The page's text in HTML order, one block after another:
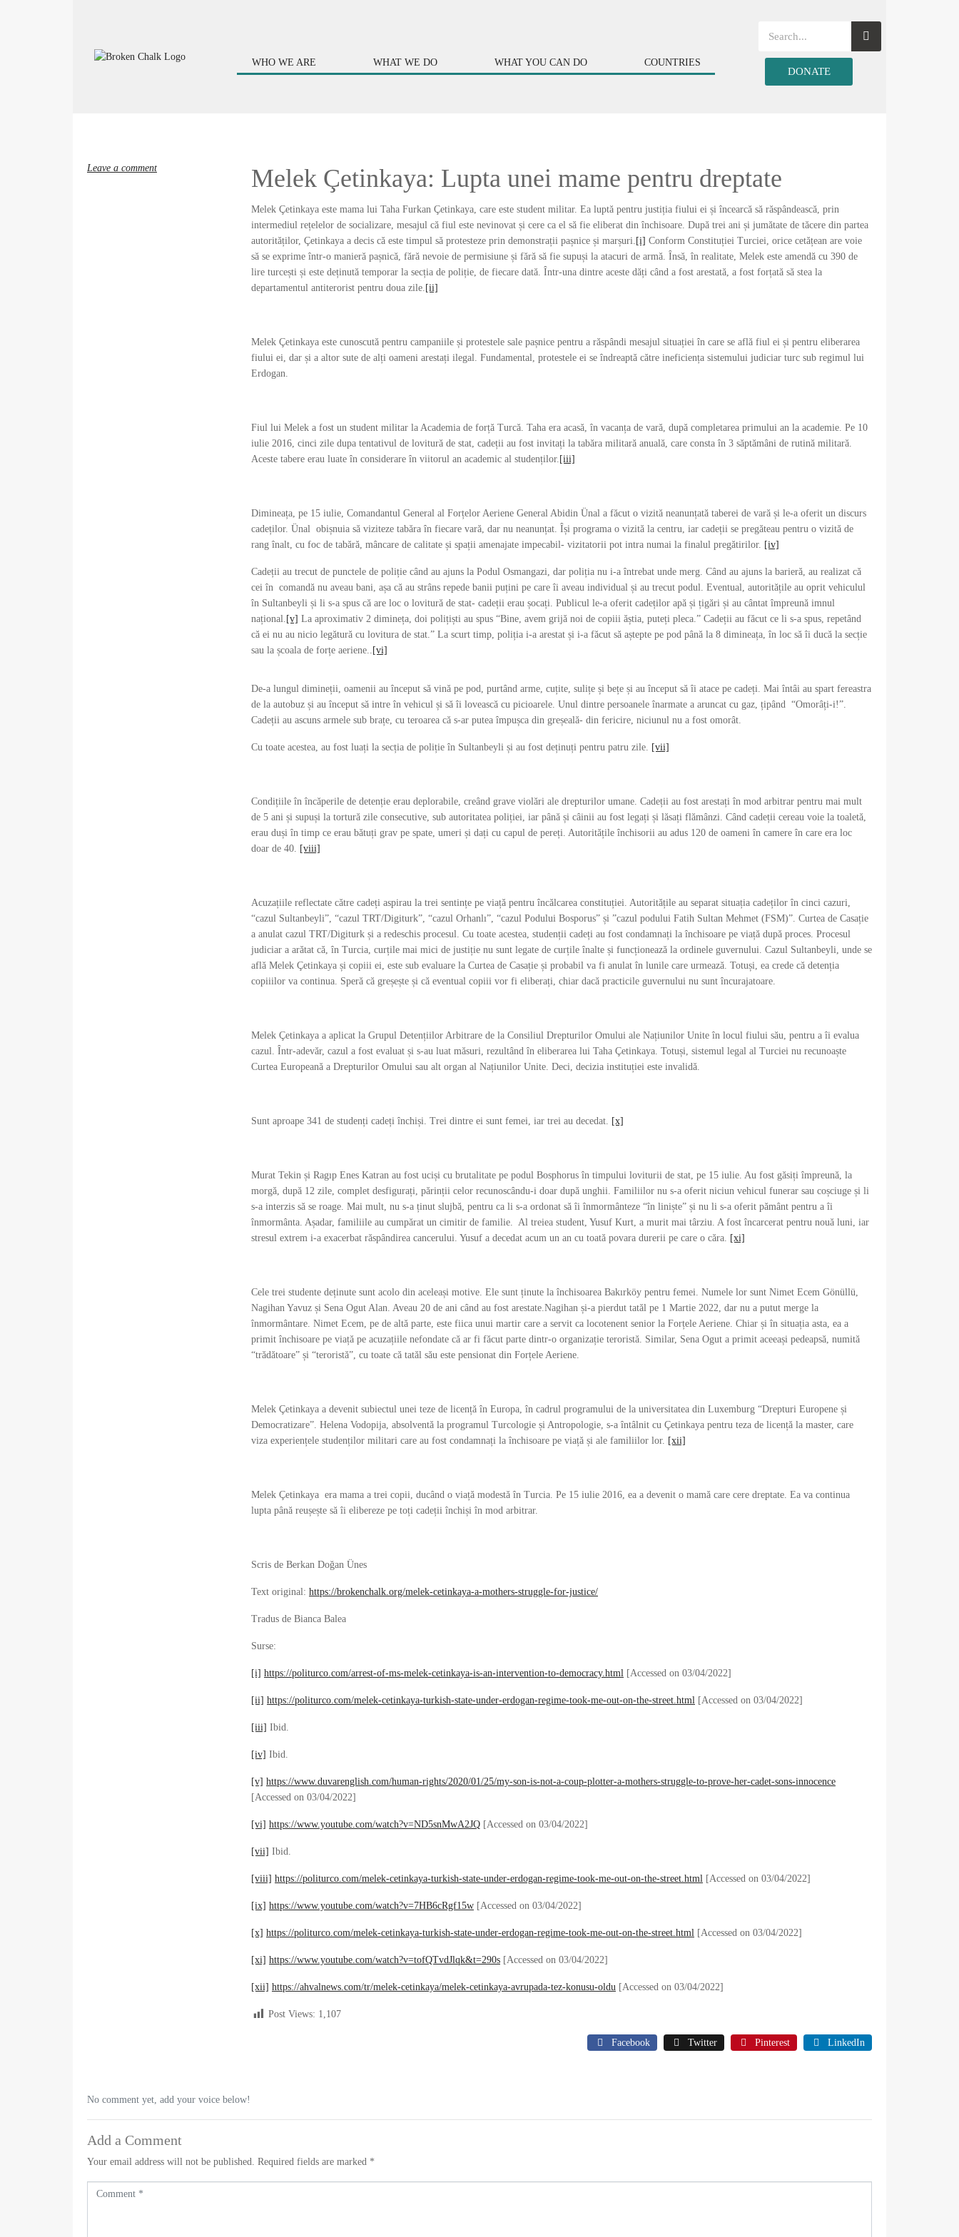
WHO WE ARE WHAT WE DO WHAT YOU CAN DO COUNTRIES
DONATE
Leave a comment Melek Çetinkaya: Lupta unei mame pentru dreptate
Melek Çetinkaya este mama lui Taha Furkan Çetinkaya, care este student militar. Ea luptă pentru justiția fiului ei și încearcă să răspândească, prin
intermediul rețelelor de socializare, mesajul că fiul este nevinovat și cere ca el să fie eliberat din închisoare. După trei ani și jumătate de tăcere din partea
autorităților, Çetinkaya a decis că este timpul să protesteze prin demonstrații pașnice și marșuri. [i] Conform Constituției Turciei, orice cetățean are voie
să se exprime într-o manieră pașnică, fără nevoie de permisiune și fără să fie supuși la atacuri de armă. Însă, în realitate, Melek este amendă cu 390 de
lire turcești și este deținută temporar la secția de poliție, de fiecare dată. Într-una dintre aceste dăți când a fost arestată, a fost forțată să stea la
departamentul antiterorist pentru doua zile. [ii]
Melek Çetinkaya este cunoscută pentru campaniile și protestele sale pașnice pentru a răspândi mesajul situației în care se află fiul ei și pentru eliberarea
fiului ei, dar și a altor sute de alți oameni arestați ilegal. Fundamental, protestele ei se îndreaptă către ineficiența sistemului judiciar turc sub regimul lui
Erdogan.
Fiul lui Melek a fost un student militar la Academia de forță Turcă. Taha era acasă, în vacanța de vară, după completarea primului an la academie. Pe 10
iulie 2016, cinci zile dupa tentativul de lovitură de stat, cadeții au fost invitați la tabăra militară anuală, care consta în 3 săptămâni de rutină militară.
Aceste tabere erau luate în considerare în viitorul an academic al studenților. [iii]
Dimineața, pe 15 iulie, Comandantul General al Forțelor Aeriene General Abidin Ünal a făcut o vizită neanunțată taberei de vară și le-a oferit un discurs
cadeților. Ünal obișnuia să viziteze tabăra în fiecare vară, dar nu neanunțat. Își programa o vizită la centru, iar cadeții se pregăteau pentru o vizită de
rang înalt, cu foc de tabără, mâncare de calitate și spații amenajate impecabil- vizitatorii pot intra numai la finalul pregătirilor. [iv]
Cadeții au trecut de punctele de poliție când au ajuns la Podul Osmangazi, dar poliția nu i-a întrebat unde merg. Când au ajuns la barieră, au realizat că
cei în comandă nu aveau bani, așa că au strâns repede banii puțini pe care îi aveau individual și au trecut podul. Eventual, autoritățile au oprit vehiculul
în Sultanbeyli și li s-a spus că are loc o lovitură de stat- cadeții erau șocați. Publicul le-a oferit cadeților apă și țigări și au cântat împreună imnul
național. [v] La aproximativ 2 dimineța, doi polițiști au spus “Bine, avem grijă noi de copiii ăștia, puteți pleca.” Cadeții au făcut ce li s-a spus, repetând
că ei nu au nicio legătură cu lovitura de stat.” La scurt timp, poliția i-a arestat și i-a făcut să aștepte pe pod până la 8 dimineața, în loc să îi ducă la secție
sau la școala de forțe aeriene.. [vi]
De-a lungul dimineții, oamenii au început să vină pe pod, purtând arme, cuțite, sulițe și bețe și au început să îi atace pe cadeți. Mai întâi au spart fereastra
de la autobuz și au început să intre în vehicul și să îi lovească cu picioarele. Unul dintre persoanele înarmate a aruncat cu gaz, țipând “Omorâți-i!”.
Cadeții au ascuns armele sub brațe, cu teroarea că s-ar putea împușca din greșeală- din fericire, niciunul nu a fost omorât.
Cu toate acestea, au fost luați la secția de poliție în Sultanbeyli și au fost deținuți pentru patru zile. [vii]
Condițiile în încăperile de detenție erau deplorabile, creând grave violări ale drepturilor umane. Cadeții au fost arestați în mod arbitrar pentru mai mult
de 5 ani și supuși la tortură zile consecutive, sub autoritatea poliției, iar până și câinii au fost legați și lăsați flămânzi. Când cadeții cereau voie la toaletă,
erau duși în timp ce erau bătuți grav pe spate, umeri și dați cu capul de pereți. Autoritățile închisorii au adus 120 de oameni în camere în care era loc
doar de 40. [viii]
Acuzațiile reflectate către cadeți aspirau la trei sentințe pe viață pentru încălcarea constituției. Autoritățile au separat situația cadeților în cinci cazuri,
“cazul Sultanbeyli”, “cazul TRT/Digiturk”, “cazul Orhanlı”, “cazul Podului Bosporus” și ”cazul podului Fatih Sultan Mehmet (FSM)”. Curtea de Casație
a anulat cazul TRT/Digiturk și a redeschis procesul. Cu toate acestea, studenții cadeți au fost condamnați la închisoare pe viață după proces. Procesul
judiciar a arătat că, în Turcia, curțile mai mici de justiție nu sunt legate de curțile înalte și funcționează la ordinele guvernului. Cazul Sultanbeyli, unde se
află Melek Çetinkaya și copiii ei, este sub evaluare la Curtea de Casație și probabil va fi anulat în lunile care urmează. Totuși, ea crede că detenția
copiiilor va continua. Speră că greșește și că eventual copiii vor fi eliberați, chiar dacă practicile guvernului nu sunt încurajatoare.
Melek Çetinkaya a aplicat la Grupul Detențiilor Arbitrare de la Consiliul Drepturilor Omului ale Națiunilor Unite în locul fiului său, pentru a îi evalua
cazul. Într-adevăr, cazul a fost evaluat și s-au luat măsuri, rezultând în eliberarea lui Taha Çetinkaya. Totuși, sistemul legal al Turciei nu recunoaște
Curtea Europeană a Drepturilor Omului sau alt organ al Națiunilor Unite. Deci, decizia instituției este invalidă.
Sunt aproape 341 de studenți cadeți închiși. Trei dintre ei sunt femei, iar trei au decedat. [x]
Murat Tekin și Ragıp Enes Katran au fost uciși cu brutalitate pe podul Bosphorus în timpului loviturii de stat, pe 15 iulie. Au fost găsiți împreună, la
morgă, după 12 zile, complet desfigurați, părinții celor recunoscându-i doar după unghii. Familiilor nu s-a oferit niciun vehicul funerar sau coșciuge și li
s-a interzis să se roage. Mai mult, nu s-a ținut slujbă, pentru ca li s-a ordonat să îi înmormânteze “în liniște” și nu li s-a oferit pământ pentru a îi
înmormânta. Așadar, familiile au cumpărat un cimitir de familie. Al treiea student, Yusuf Kurt, a murit mai târziu. A fost încarcerat pentru nouă luni, iar
stresul extrem i-a exacerbat răspândirea cancerului. Yusuf a decedat acum un an cu toată povara durerii pe care o căra. [xi]
Cele trei studente deținute sunt acolo din aceleași motive. Ele sunt ținute la închisoarea Bakırköy pentru femei. Numele lor sunt Nimet Ecem Gönüllü,
Nagihan Yavuz și Sena Ogut Alan. Aveau 20 de ani când au fost arestate.Nagihan și-a pierdut tatăl pe 1 Martie 2022, dar nu a putut merge la
înmormântare. Nimet Ecem, pe de altă parte, este fiica unui martir care a servit ca locotenent senior la Forțele Aeriene. Chiar și în situația asta, ea a
primit închisoare pe viață pe acuzațiile nefondate că ar fi făcut parte dintr-o organizație teroristă. Similar, Sena Ogut a primit aceeași pedeapsă, numită
“trădătoare” și “teroristă”, cu toate că tatăl său este pensionat din Forțele Aeriene.
Melek Çetinkaya a devenit subiectul unei teze de licență în Europa, în cadrul programului de la universitatea din Luxemburg “Drepturi Europene și
Democratizare”. Helena Vodopija, absolventă la programul Turcologie și Antropologie, s-a întâlnit cu Çetinkaya pentru teza de licență la master, care
viza experiențele studenților militari care au fost condamnați la închisoare pe viață și ale familiilor lor. [xii]
Melek Çetinkaya era mama a trei copii, ducând o viață modestă în Turcia. Pe 15 iulie 2016, ea a devenit o mamă care cere dreptate. Ea va continua
lupta până reușește să îi elibereze pe toți cadeții închiși în mod arbitrar.
Scris de Berkan Doğan Ünes
Text original: https://brokenchalk.org/melek-cetinkaya-a-mothers-struggle-for-justice/
Tradus de Bianca Balea
Surse:
[i] https://politurco.com/arrest-of-ms-melek-cetinkaya-is-an-intervention-to-democracy.html [Accessed on 03/04/2022]
[ii] https://politurco.com/melek-cetinkaya-turkish-state-under-erdogan-regime-took-me-out-on-the-street.html [Accessed on 03/04/2022]
[iii] Ibid.
[iv] Ibid.
[v] https://www.duvarenglish.com/human-rights/2020/01/25/my-son-is-not-a-coup-plotter-a-mothers-struggle-to-prove-her-cadet-sons-innocence
[Accessed on 03/04/2022]
[vi] https://www.youtube.com/watch?v=ND5snMwA2JQ [Accessed on 03/04/2022]
[vii] Ibid.
[viii] https://politurco.com/melek-cetinkaya-turkish-state-under-erdogan-regime-took-me-out-on-the-street.html [Accessed on 03/04/2022]
[ix] https://www.youtube.com/watch?v=7HB6cRgf15w [Accessed on 03/04/2022]
[x] https://politurco.com/melek-cetinkaya-turkish-state-under-erdogan-regime-took-me-out-on-the-street.html [Accessed on 03/04/2022]
[xi] https://www.youtube.com/watch?v=tofQTvdJlqk&t=290s [Accessed on 03/04/2022]
[xii] https://ahvalnews.com/tr/melek-cetinkaya/melek-cetinkaya-avrupada-tez-konusu-oldu [Accessed on 03/04/2022]
Post Views: 1,107
Facebook Twitter Pinterest LinkedIn
No comment yet, add your voice below!
Add a Comment
Your email address will not be published. Required fields are marked *